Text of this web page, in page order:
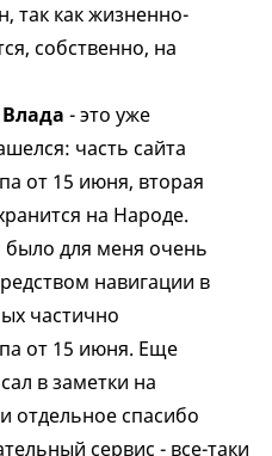
так как жизненно-
собственно, на
- это уже
часть сайта
от 15 июня, вторая
на Народе.
было для меня очень
навигации в
частично
от 15 июня. Еще
в заметки на
отдельное спасибо
сервис - все-таки